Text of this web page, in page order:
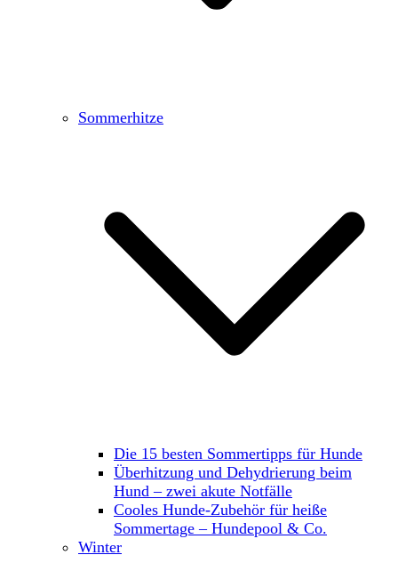
Sommerhitze
Die 15 besten Sommertipps für Hunde
Überhitzung und Dehydrierung beim
Hund – zwei akute Notfälle
Cooles Hunde-Zubehör für heiße
Sommertage – Hundepool & Co.
Winter